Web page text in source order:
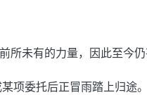
所未有的力量，因此至今
项委托后正冒雨踏上归途